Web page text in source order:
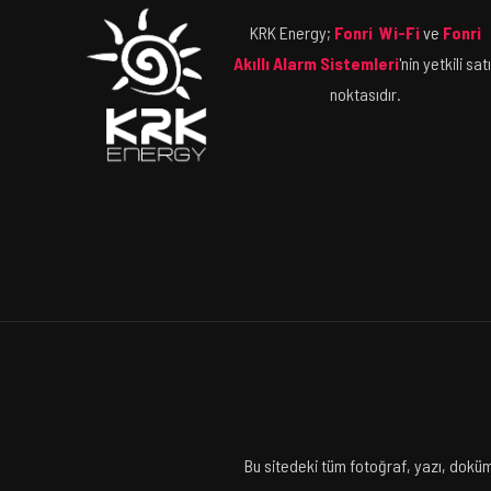
KRK Energy; Fonri Wi-Five Fonri
Akıllı Alarm Sistemleri'nin yetkili
noktasıdır.
Bu sitedeki tüm fotoğraf, yazı,